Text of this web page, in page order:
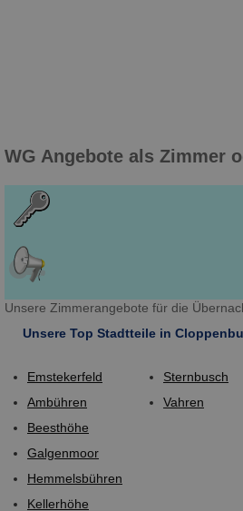
WG Angebote als Zimmer
Unsere Zimmerangebote für die
Unsere Top Stadtteile in
Emstekerfeld
Ambühren
Beesthöhe
Galgenmoor
Hemmelsbühren
Kellerhöhe
Sternbusch
Vahren